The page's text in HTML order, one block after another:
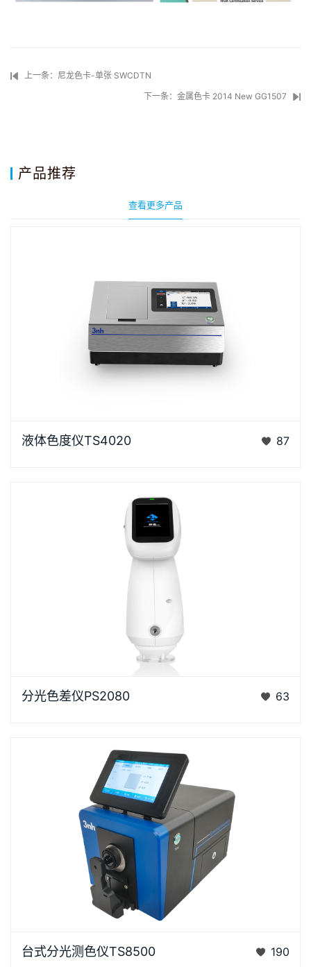
上一条：尼龙色卡-单张 SWCDTN
下一条：金属色卡 2014 New GG1507
产品推荐
查看更多产品
体色度测量设计的高精度色彩分析利器。采用D/0光学
液体色度仪TS4020 87
系列的昵称，“胖妞&rdq…
分光色差仪PS2080 63
研发的分光测色仪，采用双阵列CMOS图像感应器具有
台式分光测色仪TS8500 190